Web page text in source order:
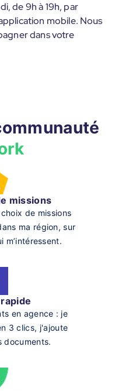
de 9h à 19h, par
mobile. Nous
dans votre
missions
de missions
ma région, sur
m’intéressent.
en agence : je
3 clics, j'ajoute
documents.